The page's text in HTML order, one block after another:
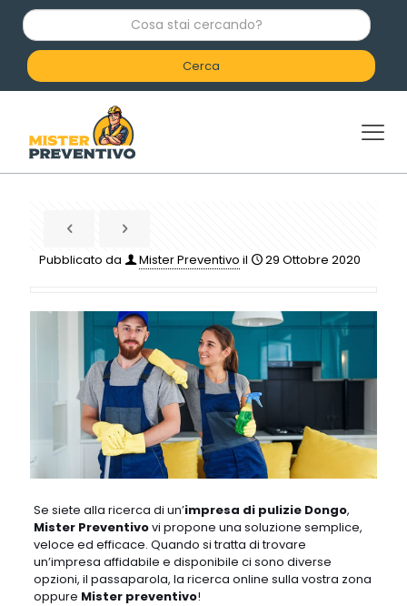
C
o
a
c
e
Pubblicato da Mister Preventivo il 29 Ottobre 2020
Se siete alla ricerca di un’impresa di pulizie Dongo,
Mister Preventivovi propone una soluzione semplice,
veloce ed efficace. Quando si tratta di trovare
un’impresa affidabile e disponibile ci sono diverse
opzioni, il passaparola, la ricerca online sulla vostra zona
oppure Mister preventivo!